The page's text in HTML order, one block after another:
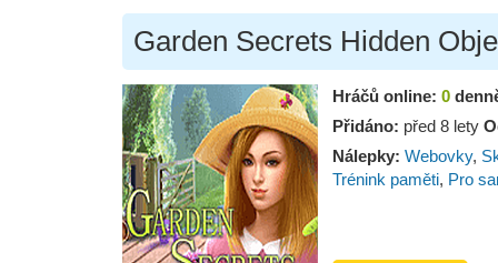
Garden Secrets Hidden
Hráčů online: 0
Přidáno: před 8 lety
Nálepky: Webovky,
Trénink paměti, Pro